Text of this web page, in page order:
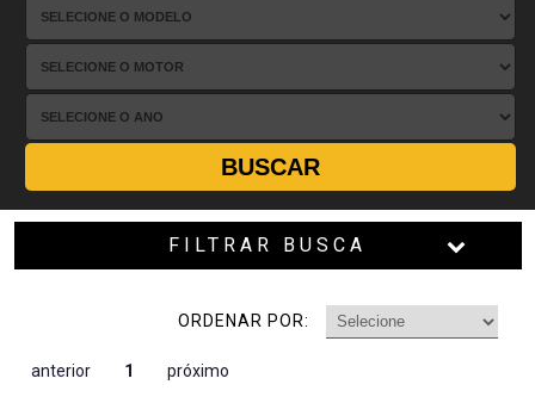
BUSCAR
FILTRAR BUSCA
ORDENAR POR:
anterior 1 próximo